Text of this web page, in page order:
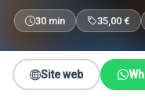
30 min 35,00 €
Site web